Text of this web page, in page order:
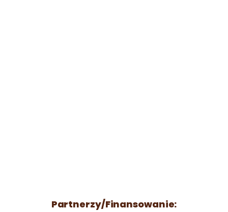
Partnerzy/Finansowanie: